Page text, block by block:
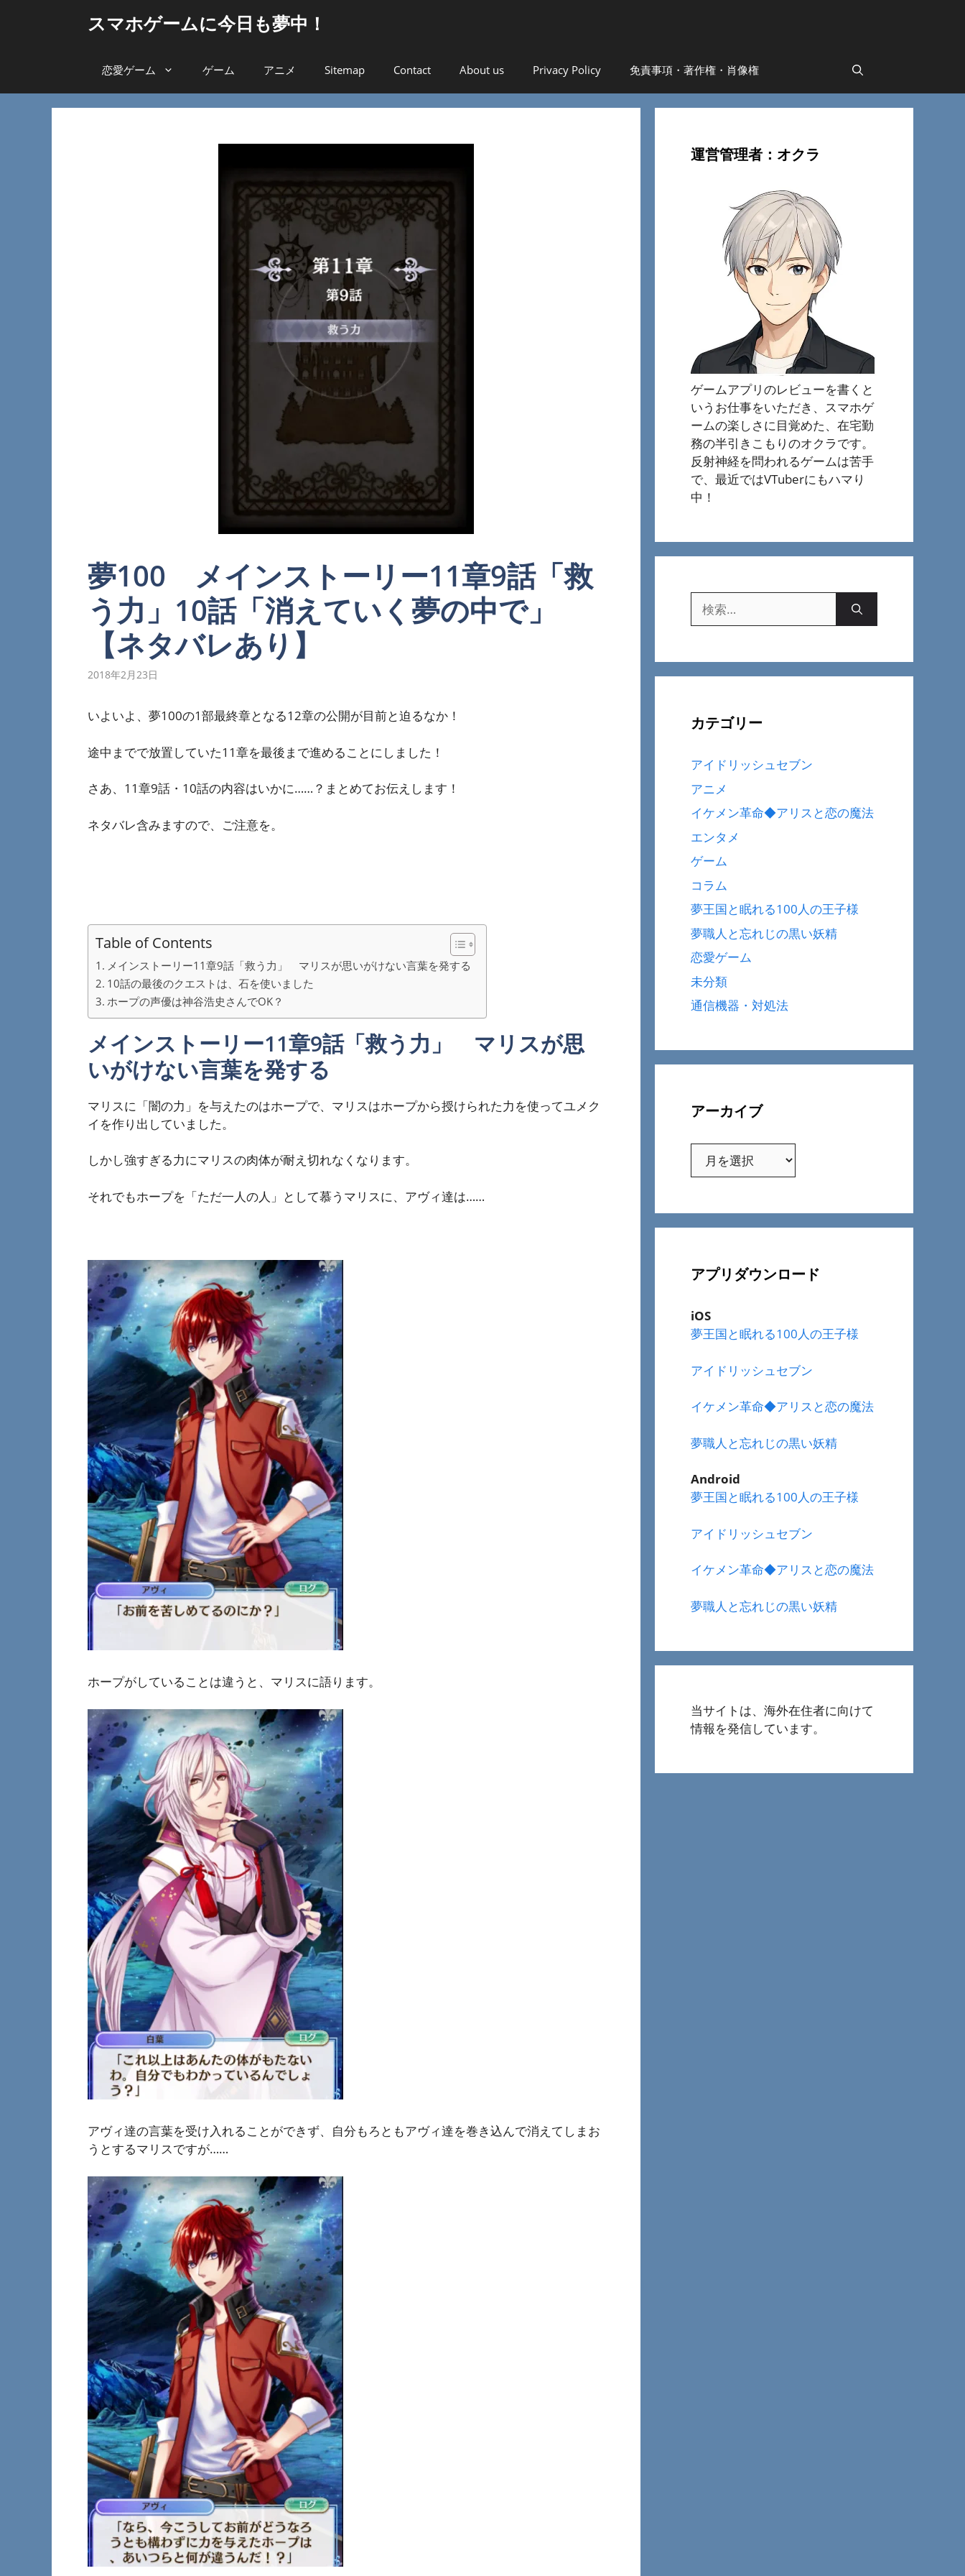
へ
スマホゲームに今日も夢中！
恋愛ゲーム ゲーム アニメ Sitemap Contact About us Privacy Policy 免責事項・著作権・肖像権
夢100 メインストーリー11章9話「救
う力」10話「消えていく夢の中で」
【ネタバレあり】
2018年2月23日
いよいよ、夢100の1部最終章となる12章の公開が目前と迫るなか！
途中までで放置していた11章を最後まで進めることにしました！
さあ、11章9話・10話の内容はいかに……？まとめてお伝えします！
ネタバレ含みますので、ご注意を。
Table of Contents
メインストーリー11章9話「救う力」 マリスが思いがけない言葉を発する
10話の最後のクエストは、石を使いました
ホープの声優は神谷浩史さんでOK？
メインストーリー11章9話「救う力」 マリスが思
いがけない言葉を発する
マリスに「闇の力」を与えたのはホープで、マリスはホープから授けられた力を使ってユメク
イを作り出していました。
しかし強すぎる力にマリスの肉体が耐え切れなくなります。
それでもホープを「ただ一人の人」として慕うマリスに、アヴィ達は……
ホープがしていることは違うと、マリスに語ります。
アヴィ達の言葉を受け入れることができず、自分もろともアヴィ達を巻き込んで消えてしまお
うとするマリスですが……
運営管理者：オクラ
ゲームアプリのレビューを書くと
いうお仕事をいただき、スマホゲ
ームの楽しさに目覚めた、在宅勤
務の半引きこもりのオクラです。
反射神経を問われるゲームは苦手
で、最近ではVTuberにもハマり
中！
索:
カテゴリー
アイドリッシュセブン
アニメ
イケメン革命◆アリスと恋の魔法
エンタメ
ゲーム
コラム
夢王国と眠れる100人の王子様
夢職人と忘れじの黒い妖精
恋愛ゲーム
未分類
通信機器・対処法
アーカイブ
ブ
アプリダウンロード
iOS
夢王国と眠れる100人の王子様
アイドリッシュセブン
イケメン革命◆アリスと恋の魔法
夢職人と忘れじの黒い妖精
Android
夢王国と眠れる100人の王子様
アイドリッシュセブン
イケメン革命◆アリスと恋の魔法
夢職人と忘れじの黒い妖精
当サイトは、海外在住者に向けて
情報を発信しています。